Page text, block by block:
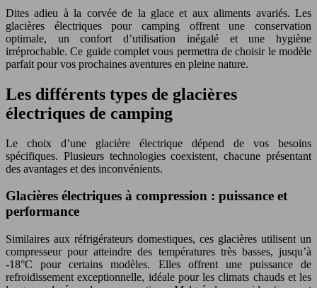
Dites adieu à la corvée de la glace et aux aliments avariés. Les
glacières électriques pour camping offrent une conservation
optimale, un confort d’utilisation inégalé et une hygiène
irréprochable. Ce guide complet vous permettra de choisir le modèle
parfait pour vos prochaines aventures en pleine nature.
Les différents types de glacières
électriques de camping
Le choix d’une glacière électrique dépend de vos besoins
spécifiques. Plusieurs technologies coexistent, chacune présentant
des avantages et des inconvénients.
Glacières électriques à compression : puissance et
performance
Similaires aux réfrigérateurs domestiques, ces glacières utilisent un
compresseur pour atteindre des températures très basses, jusqu’à
-18°C pour certains modèles. Elles offrent une puissance de
refroidissement exceptionnelle, idéale pour les climats chauds et les